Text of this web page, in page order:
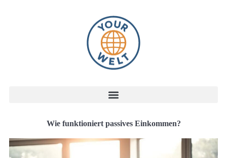
Wie funktioniert passives Einkommen?